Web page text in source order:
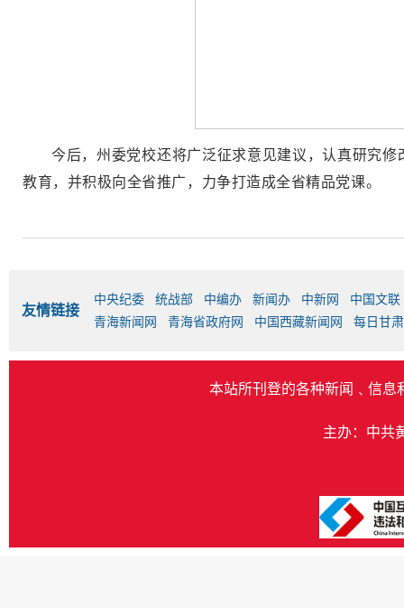
今后，州委党校还将广泛征求意见建议，认真研究
教育，并积极向全省推广，力争打造成全省精品党课。
友情链接
中央纪委 统战部 中编办 新闻办 中新网
中国文联
青海新闻网
青海省政府网 中国西藏新闻网 每日甘
本站所刊登的各种新闻﹑信息
主办：中共